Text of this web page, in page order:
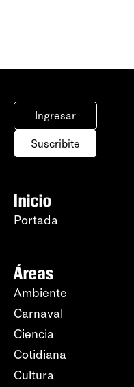
Ingresar
Suscribite
Inicio
Portada
Áreas
Ambiente
Carnaval
Ciencia
Cotidiana
Cultura